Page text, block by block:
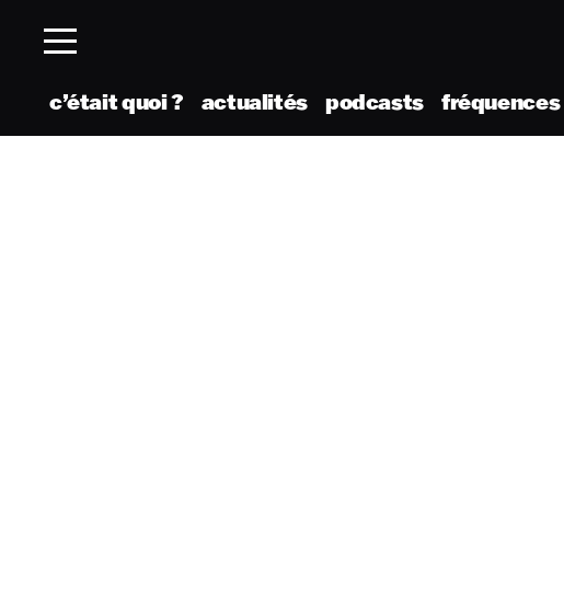
c’était quoi ? actualités podcasts fréquences